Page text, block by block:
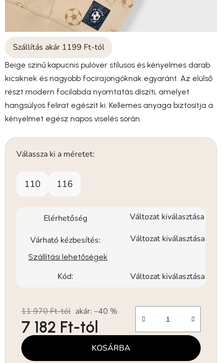
Szállítás akár 1199 Ft-tól
Beige színű kapucnis pulóver stílusos és kényelmes darab
kicsiknek és nagyobb focirajongóknak egyaránt. Az elülső
részt modern focilabda nyomtatás díszíti, amelyet
hangsúlyos felirat egészít ki. Kellemes anyaga biztosítja a
kényelmet egész napos viselés során.
Válassza ki a méretet:
110 116
Elérhetőség Változat kiválasztása
Várható kézbesítés: Változat kiválasztása
Szállítási lehetőségek
Kód: Változat kiválasztása
11 970 Ft-tól akár: –40 %
7 182 Ft-tól
Egységár: KOSÁRBA